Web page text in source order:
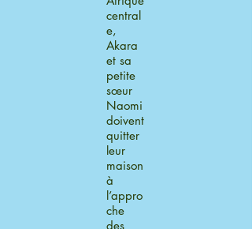
central
e,
Akara
et sa
petite
sœur
Naomi
doivent
quitter
leur
maison
à
l’appro
che
des